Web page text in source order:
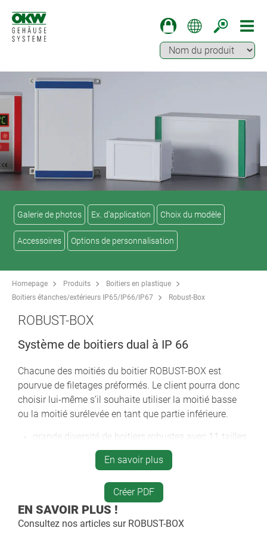
Galerie de photos Ex. d'application Choix du modèle
Accessoires Options de personnalisation
Homepage Produits
Boitiers en plastique
Boitiers étanches/extérieurs IP65/IP66/IP67
Robust-Box
ROBUST-BOX
Système de boitiers dual à IP 66
Chacune des moitiés du boitier ROBUST-BOX est
pourvue de filetages préformés. Le client pourra donc
choisir lui-même s’il souhaite utiliser la moitié basse
ou la moitié surélevée en tant que partie inférieure.
grande diversité de boitiers robustes avec 11 tailles
de base, différentes hauteurs et deux matériaux
PC (UL 94 HB), un boitier solide et robuste pour les
applications soumises à des contraintes élevées,
En savoir plus
Créer PDF
EN SAVOIR PLUS !
Consultez nos articles sur ROBUST-BOX